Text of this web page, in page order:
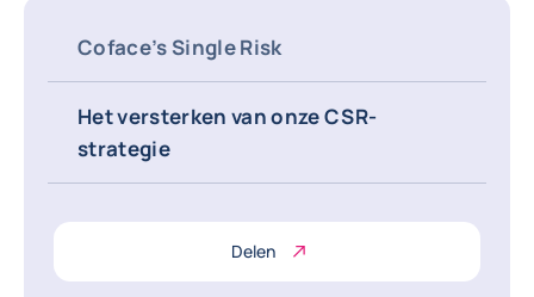
Coface’s Single Risk
Het versterken van onze CSR-
strategie
Delen